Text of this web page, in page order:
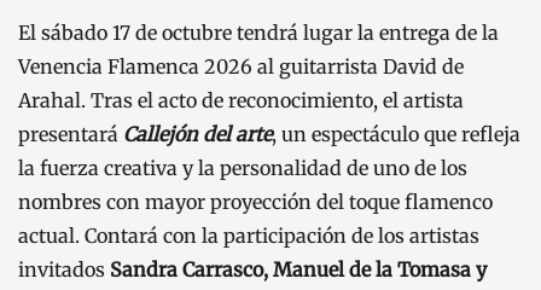
El sábado 17 de octubre tendrá lugar la entrega de la
Venencia Flamenca 2026 al guitarrista David de
Arahal. Tras el acto de reconocimiento, el artista
presentará Callejón del arte, un espectáculo que refleja
la fuerza creativa y la personalidad de uno de los
nombres con mayor proyección del toque flamenco
actual. Contará con la participación de los artistas
invitados Sandra Carrasco, Manuel de la Tomasa y